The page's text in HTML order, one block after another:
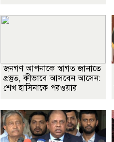
জনগণ আপনাকে স্বাগত জানাতে
প্রস্তুত, কীভাবে আসবেন আসেন:
শেখ হাসিনাকে পরওয়ার